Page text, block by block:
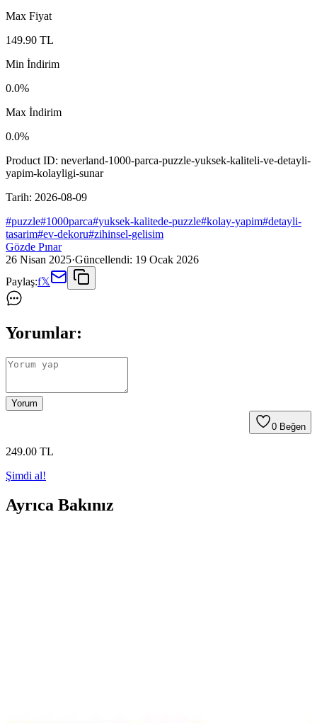
Max Fiyat
149.90 TL
Min İndirim
0.0%
Max İndirim
0.0%
Product ID: neverland-1000-parca-puzzle-yuksek-kaliteli-ve-detayli-
yapim-kolayligi-sunar
Tarih: 2026-08-09
#puzzle#1000parca#yuksek-kalitede-puzzle#kolay-yapim#detayli-
tasarim#ev-dekoru#zihinsel-gelisim
Gözde Pınar
26 Nisan 2025·Güncellendi: 19 Ocak 2026
Paylaş:f𝕏
Yorumlar:
Yorum
0 Beğen
249.00 TL
Şimdi al!
Ayrıca Bakınız